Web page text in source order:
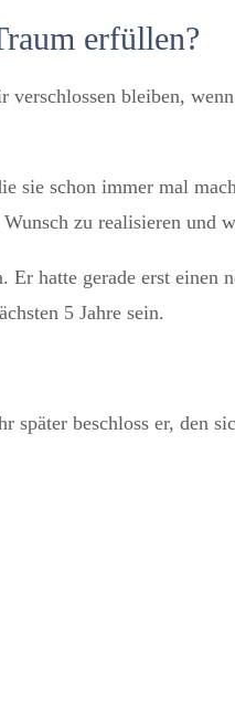
erfüllen?
bleiben,
sie schon immer mal
zu realisieren und
hatte gerade erst einen
5 Jahre sein.
beschloss er, den